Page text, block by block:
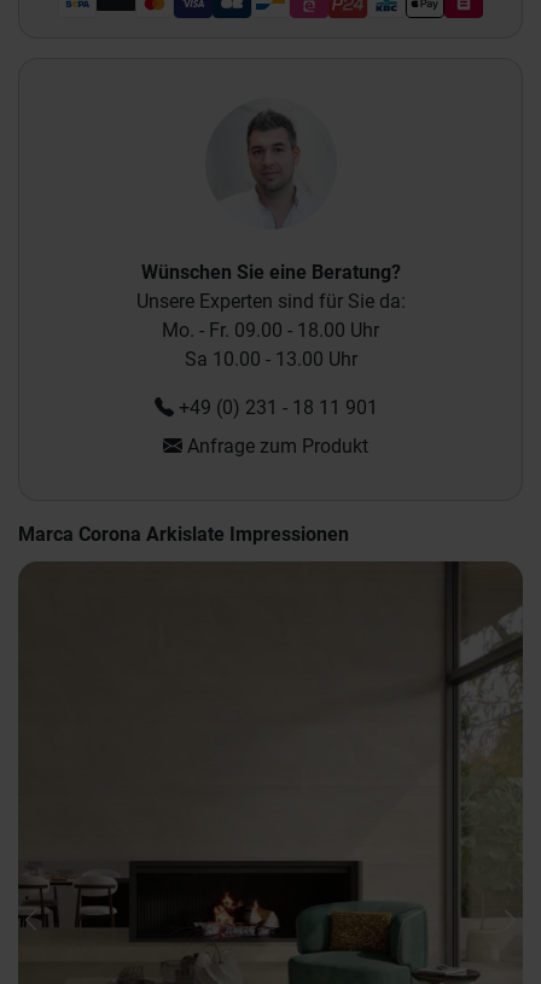
Wünschen Sie eine Beratung?
Unsere Experten sind für Sie da:
Mo. - Fr. 09.00 - 18.00 Uhr
Sa 10.00 - 13.00 Uhr
+49 (0) 231 - 18 11 901
Anfrage zum Produkt
Marca Corona Arkislate Impressionen
Previous